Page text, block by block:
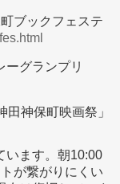
ブックフェステ
ーグランプリ
田神保町映画祭」
います。朝10:00
が繋がりにくい